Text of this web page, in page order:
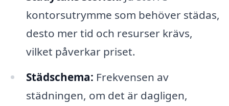
kontorsutrymme som behöver städas,
desto mer tid och resurser krävs,
vilket påverkar priset.
Städschema: Frekvensen av
städningen, om det är dagligen,